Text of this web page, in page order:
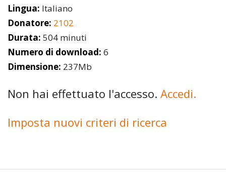
Lingua: Italiano
Donatore: 2102
Durata: 504 minuti
Numero di download: 6
Dimensione: 237Mb
Non hai effettuato l'accesso. Accedi.
Imposta nuovi criteri di ricerca